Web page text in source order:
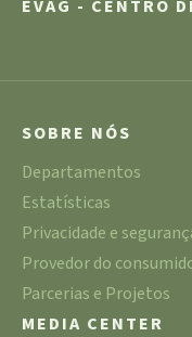
EVAG - CENTRO
SOBRE NÓS
Departamentos
Estatísticas
Privacidade e
Provedor do
Parcerias e Projetos
MEDIA CENTER